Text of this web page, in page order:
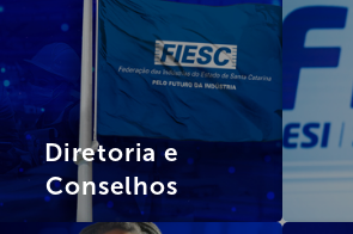
Diretoria e
Conselhos